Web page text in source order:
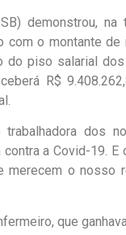
demonstrou,
com o montante
do piso salarial
R$
trabalhadora dos
a Covid-19.
o nosso
que